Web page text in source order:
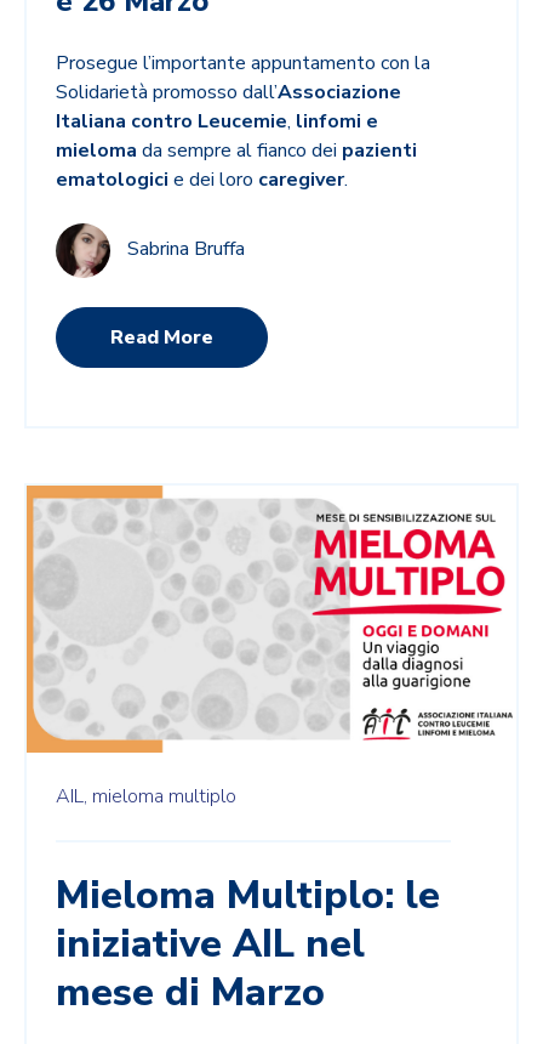
Prosegue l’importante appuntamento con la
Solidarietà promosso dall’Associazione
Italiana contro Leucemie, linfomi e
mieloma da sempre al fianco dei pazienti
ematologici e dei loro caregiver.
Sabrina Bruffa
Read More
AIL, mieloma multiplo
Mieloma Multiplo: le
iniziative AIL nel
mese di Marzo